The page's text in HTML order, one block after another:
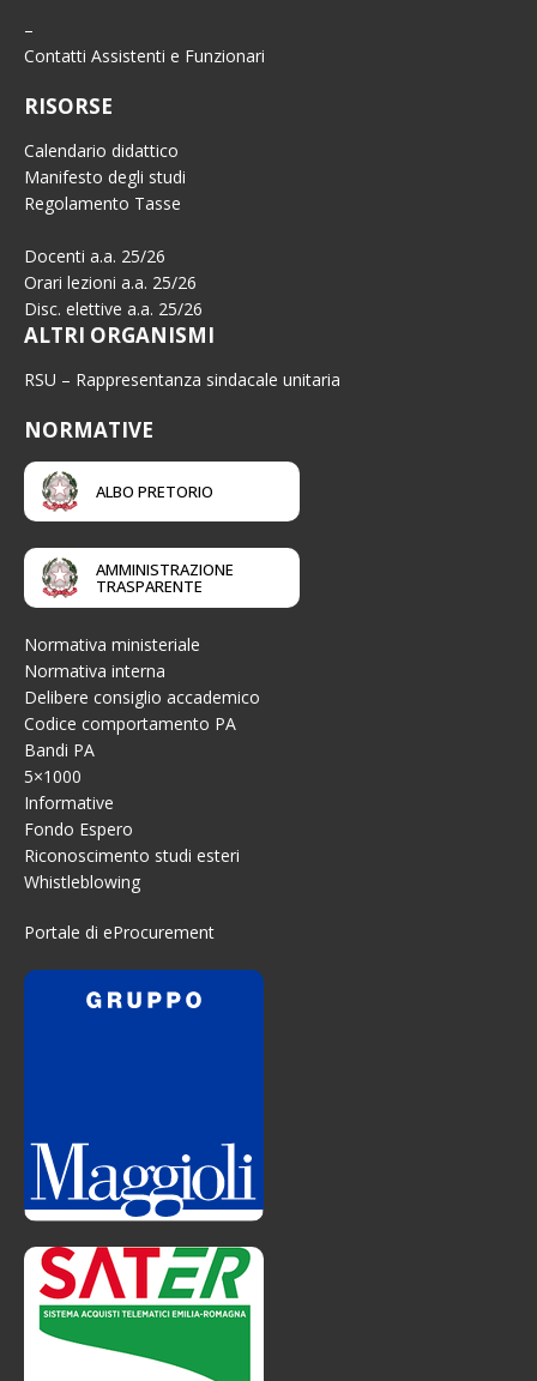
–
Contatti Assistenti e Funzionari
RISORSE
Calendario didattico
Manifesto degli studi
Regolamento Tasse
Docenti a.a. 25/26
Orari lezioni a.a. 25/26
Disc. elettive a.a. 25/26
ALTRI ORGANISMI
RSU – Rappresentanza sindacale unitaria
NORMATIVE
ALBO PRETORIO
AMMINISTRAZIONE
TRASPARENTE
Normativa ministeriale
Normativa interna
Delibere consiglio accademico
Codice comportamento PA
Bandi PA
5×1000
Informative
Fondo Espero
Riconoscimento studi esteri
Whistleblowing
Portale di eProcurement